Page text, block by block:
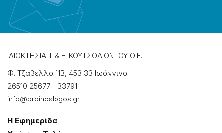
ΙΔΙΟΚΤΗΣΙΑ: Ι. & Ε. ΚΟΥΤΣΟΛΙΟΝΤΟΥ Ο.Ε.
Φ. Τζαβέλλα 11Β, 453 33 Ιωάννɩνα
26510 25677 - 33791
info@proinoslogos.gr
Η Εφημερίδα